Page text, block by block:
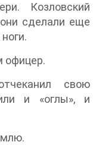
Козловский
сделали еще
офицер.
свою
и «оглы», и